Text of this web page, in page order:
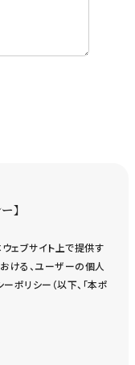
】
ウェブサイト上で提供す
おける、ユーザーの個人
ポリシー（以下、「本ポ